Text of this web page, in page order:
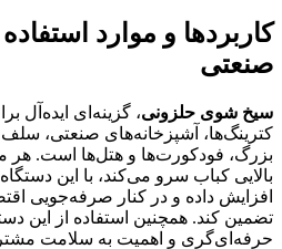
کاربردها و موارد
صنعتی
سیخ شوی حلزونی، گزینه‌ای ایده‌آل
کترینگ‌ها، آشپزخانه‌های صنعتی،
بزرگ، فودکورت‌ها و هتل‌ها است. هر
بالایی کباب سرو می‌کند، با این دستگاه
افزایش داده و در کنار صرفه‌جویی
تضمین کند. همچنین استفاده از این
حرفه‌ای‌گری و اهمیت به سلامت